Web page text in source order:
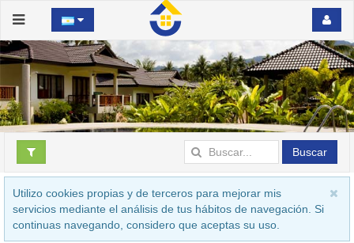
Buscar
Utilizo cookies propias y de terceros para mejorar mis
servicios mediante el análisis de tus hábitos de navegación. Si
continuas navegando, considero que aceptas su uso.